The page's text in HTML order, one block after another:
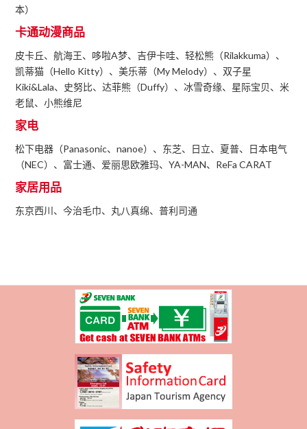
本）
卡通动漫商品
皮卡丘、航海王、哆啦A梦、吉伊卡哇、轻松熊（Rilakkuma）、
凯蒂猫（Hello Kitty）、美乐蒂（My Melody）、双子星
Kiki&Lala、史努比、达菲熊（Duffy）、冰雪奇缘、星际宝贝、米
老鼠、小熊维尼
家电
松下电器（Panasonic、nanoe）、东芝、日立、夏普、日本电气
（NEC）、富士通、爱丽思欧雅玛、YA-MAN、ReFa CARAT
家居用品
东京西川、今治毛巾、丸八真绵、普利司通